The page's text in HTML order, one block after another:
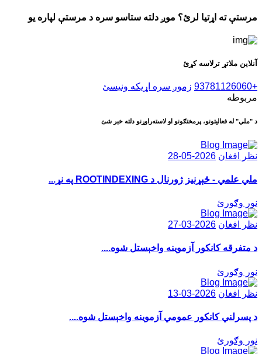
مرستې ته اړتیا لرئ؟ موږ دلته ستاسو سره د مرستې لپاره یو
آنلاین ملاتړ ترلاسه کړئ
+93781126060
زموږ سره اړیکه ونیسئ
مربوطه
د "ملي" له فعاليتونو، پرمختګونو او لاسته‌راوړنو دلته خبر شئ
نظر افغان 2026-05-28
ملي علمي - څېړنيز ژورنال د ROOTINDEXING په نړ...
نور وګورئ
نظر افغان 2026-03-27
د متفرقه کانکور آزموينه واخېستل شوه....
نور وګورئ
نظر افغان 2026-03-13
د پسرلني کانکور عمومي آزموينه واخېستل شوه....
نور وګورئ